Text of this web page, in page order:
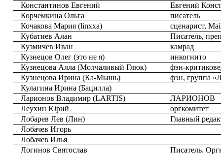
Константинов Евгений
Евгений
Корчемкина Ольга
писатель
Кочакова Мария (linxxa)
сценарист,
Кубатиев Алан
Писатель,
Кузмичев Иван
камрад
Кузнецов Олег (это не я)
инкогнито
Кузнецова Алла (Молчаливый Глюк)
фэн-
Кузнецова Ирина (Ка-Мышь)
фэн, группа
Кулагина Ирина (Бацилла)
Ларионов Владимир (LARTIS)
ЛАРИОНОВ
Леухин Юрий
оргкомитет
Лобарев Лев (Лин)
Главный
Лобачев Игорь
Лобачев Илья
Логинов Святослав
Писатель.